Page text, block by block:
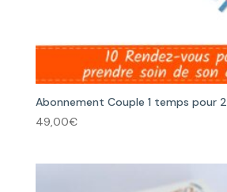
Abonnement Couple 1 temps pour 2
49,00€